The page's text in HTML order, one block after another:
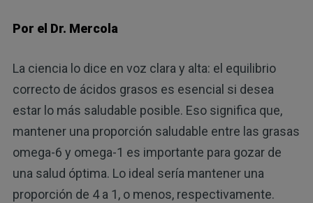
Por el Dr. Mercola
La ciencia lo dice en voz clara y alta: el equilibrio
correcto de ácidos grasos es esencial si desea
estar lo más saludable posible. Eso significa que,
mantener una proporción saludable entre las grasas
omega-6 y omega-1 es importante para gozar de
una salud óptima. Lo ideal sería mantener una
proporción de 4 a 1, o menos, respectivamente.